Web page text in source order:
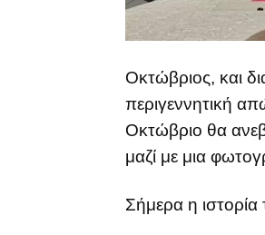
Οκτώβριος, και
περιγεννητική
Οκτώβριο θα
μαζί με μια
Σήμερα η ιστορία